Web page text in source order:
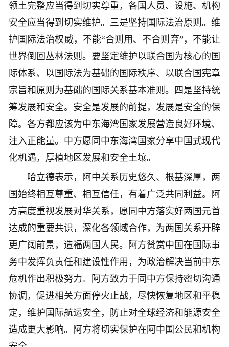
领土完整应当得到切实尊重，各国人员、设施、机构
安全应当得到切实维护。三是坚持国际法治原则。维
护国际法治权威，不能“合则用、不合则弃”，不能让
世界倒回丛林法则。要坚定维护以联合国为核心的国
际体系、以国际法为基础的国际秩序、以联合国宪章
宗旨和原则为基础的国际关系基本准则。四是坚持统
筹发展和安全。安全是发展的前提，发展是安全的保
障。各方都应该为中东海湾国家发展营造良好环境、
注入正能量。中方愿同中东海湾国家分享中国式现代
化机遇，厚植地区发展和安全土壤。
哈立德表示，阿中关系历史悠久、根基深厚，两
国始终相互尊重、相互信任，有着广泛共同利益。阿
方高度重视发展对华关系，愿同中方落实好两国元首
达成的重要共识，深化各领域合作，为两国关系开辟
更广阔前景，造福两国人民。阿方赞赏中国在国际事
务中发挥负责任和建设性作用，为政治解决当前中东
危机作出积极努力。阿方致力于同中方保持密切沟通
协调，促进相关方面停火止战，尽快恢复地区和平稳
定，维护国际航运安全，防止对全球经济和能源安全
造成更大影响。阿方将切实保护在阿中国公民和机构